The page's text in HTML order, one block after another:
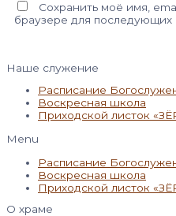
Сохранить моё имя,
браузере для последующих
Наше служение
Расписание
Воскресная школа
Приходской листок
Menu
Расписание
Воскресная школа
Приходской листок
О храме